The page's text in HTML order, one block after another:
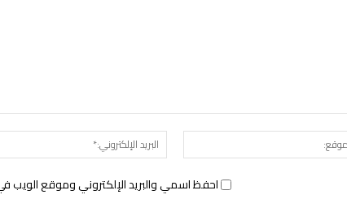
الموقع:
احفظ اسمي والبريد الإلكتروني وموقع الويب